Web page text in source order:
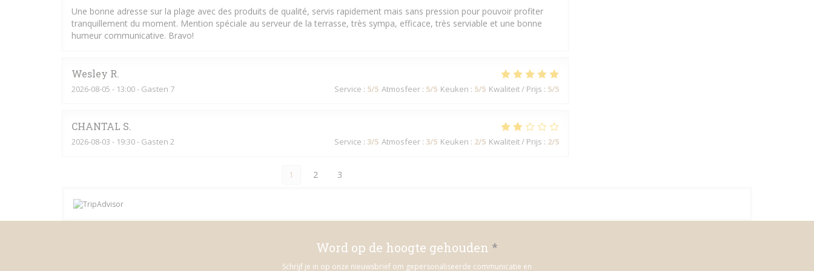
Une bonne adresse sur la plage avec des produits de qualité, servis rapidement mais sans pression pour pouvoir profiter
tranquillement du moment. Mention spéciale au serveur de la terrasse, très sympa, efficace, très serviable et une bonne
humeur communicative. Bravo!
Wesley R
2026-08-05 - 13:00 - Gasten 7 Service : 5/5 Atmosfeer : 5/5 Keuken : 5/5 Kwaliteit / Prijs : 5/5
CHANTAL S
2026-08-03 - 19:30 - Gasten 2 Service : 3/5 Atmosfeer : 3/5 Keuken : 2/5 Kwaliteit / Prijs : 2/5
1 2 3
Word op de hoogte gehouden *
Schrijf je in op onze nieuwsbrief om gepersonaliseerde communicatie en